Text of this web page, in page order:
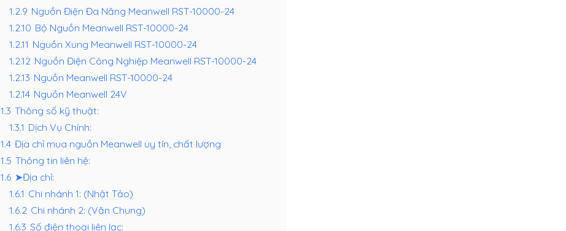
1.2.9 Nguồn Điện Đa Năng Meanwell RST-10000-24
1.2.10 Bộ Nguồn Meanwell RST-10000-24
1.2.11 Nguồn Xung Meanwell RST-10000-24
1.2.12 Nguồn Điện Công Nghiệp Meanwell RST-10000-24
1.2.13 Nguồn Meanwell RST-10000-24
1.2.14 Nguồn Meanwell 24V
1.3 Thông số kỹ thuật:
1.3.1 Dịch Vụ Chính:
1.4 Địa chỉ mua nguồn Meanwell uy tín, chất lượng
1.5 Thông tin liên hệ:
1.6 ➤Địa chỉ:
1.6.1 Chi nhánh 1: (Nhật Tảo)
1.6.2 Chi nhánh 2: (Văn Chung)
1.6.3 Số điện thoại liên lạc: